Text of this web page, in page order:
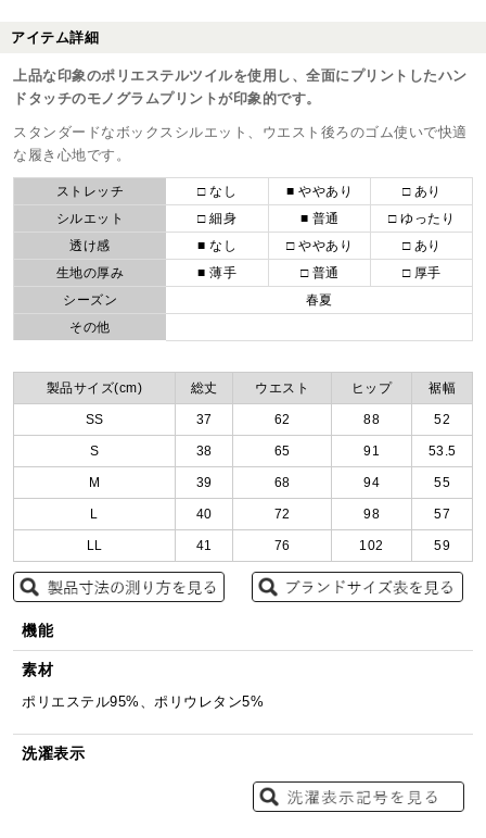
アイテム詳細
上品な印象のポリエステルツイルを使用し、全面にプリントしたハン
ドタッチのモノグラムプリントが印象的です。
スタンダードなボックスシルエット、ウエスト後ろのゴム使いで快適
な履き心地です。
ストレッチ □ なし ■ ややあり
□ あり
シルエット
□ 細身 ■ 普通
□ ゆったり
透け感
■ なし □ ややあり
□ あり
生地の厚み
■ 薄手 □ 普通
□ 厚手
シーズン
春夏
その他
製品サイズ(cm) 総丈 ウエスト ヒップ 裾幅
SS 37 62 88 52
S 38 65 91 53.5
M 39 68 94 55
L 40 72 98 57
LL 41 76 102 59
機能
素材
ポリエステル95%、ポリウレタン5%
洗濯表示